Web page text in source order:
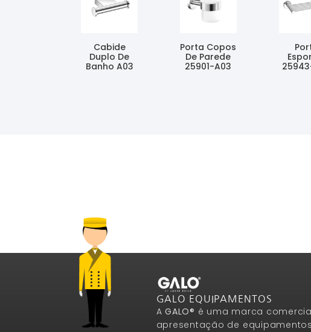
Cabide
Duplo De
Banho A03
Porta Copos
De Parede
25901-A03
GALO EQUIPAMENTOS
AGALO® é uma marca
apresentação de